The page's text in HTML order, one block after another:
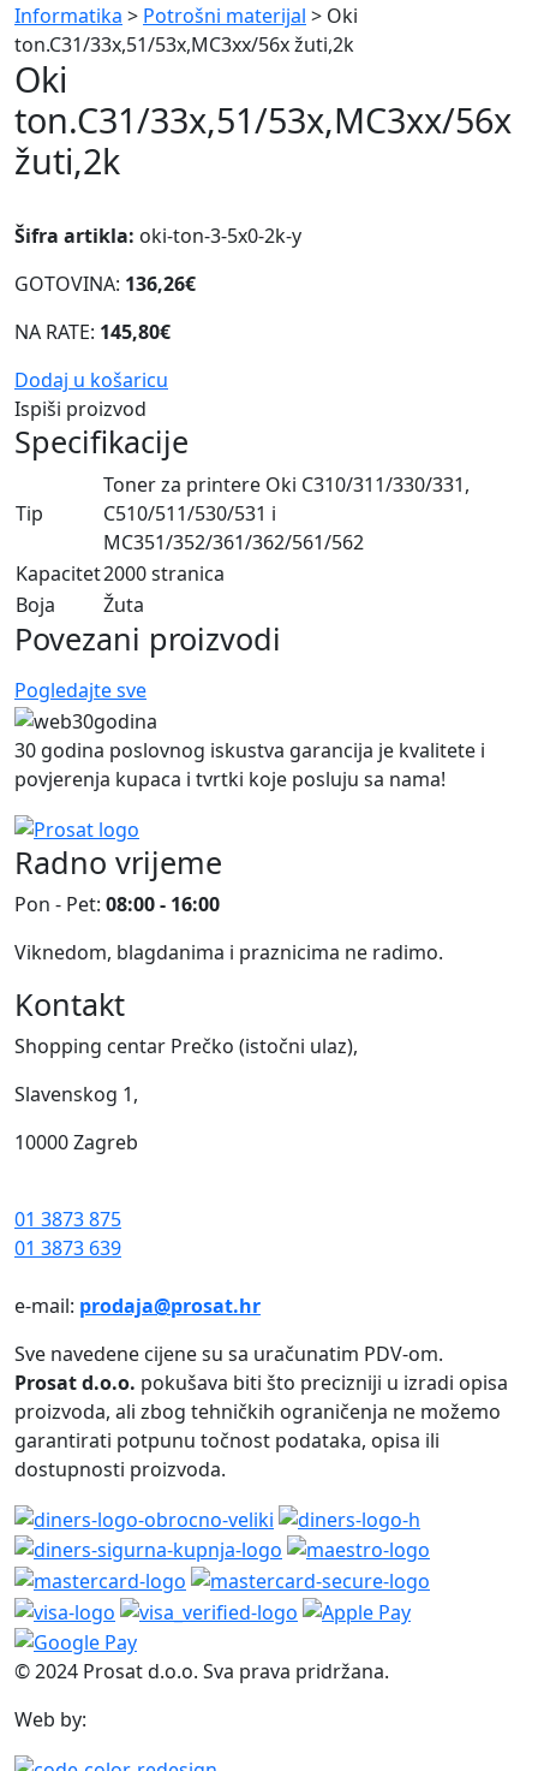
Informatika > Potrošni materijal > Oki
ton.C31/33x,51/53x,MC3xx/56x žuti,2k
Oki
ton.C31/33x,51/53x,MC3xx/56x
žuti,2k
Šifra artikla: oki-ton-3-5x0-2k-y
GOTOVINA: 136,26€
NA RATE: 145,80€
Dodaj u košaricu
Ispiši proizvod
Specifikacije
Tip
Toner za printere Oki C310/311/330/331,
C510/511/530/531 i
MC351/352/361/362/561/562
Kapacitet2000 stranica
Boja
Žuta
Povezani proizvodi
Pogledajte sve
30 godina poslovnog iskustva garancija je kvalitete i
povjerenja kupaca i tvrtki koje posluju sa nama!
Radno vrijeme
Pon - Pet: 08:00 - 16:00
Viknedom, blagdanima i praznicima ne radimo.
Kontakt
Shopping centar Prečko (istočni ulaz),
Slavenskog 1,
10000 Zagreb
01 3873 875
01 3873 639
e-mail: prodaja@prosat.hr
Sve navedene cijene su sa uračunatim PDV-om.
Prosat d.o.o. pokušava biti što precizniji u izradi opisa
proizvoda, ali zbog tehničkih ograničenja ne možemo
garantirati potpunu točnost podataka, opisa ili
dostupnosti proizvoda.
© 2024 Prosat d.o.o. Sva prava pridržana.
Web by: